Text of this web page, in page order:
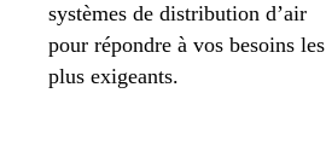
systèmes de distribution d’air
pour répondre à vos besoins les
plus exigeants.